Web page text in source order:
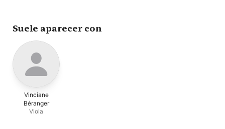
Gentet·Clément Hervieu-
Léger·Virginie Buscail
Suele aparecer con
Vinciane
Béranger
Viola